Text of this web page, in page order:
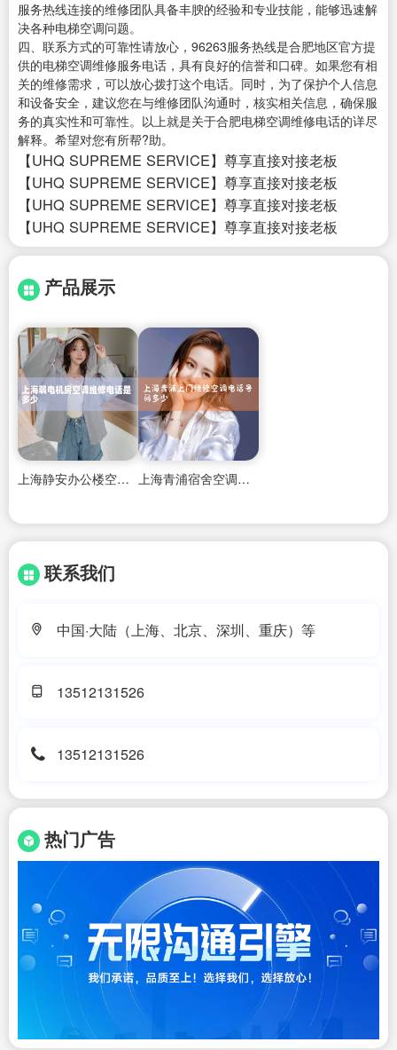
服务热线连接的维修团队具备丰腴的经验和专业技能，能够迅速解
决各种电梯空调问题。
四、联系方式的可靠性请放心，96263服务热线是合肥地区官方提
供的电梯空调维修服务电话，具有良好的信誉和口碑。如果您有相
关的维修需求，可以放心拨打这个电话。同时，为了保护个人信息
和设备安全，建议您在与维修团队沟通时，核实相关信息，确保服
务的真实性和可靠性。以上就是关于合肥电梯空调维修电话的详尽
解释。希望对您有所帮?助。
【UHQ SUPREME SERVICE】尊享直接对接老板
【UHQ SUPREME SERVICE】尊享直接对接老板
【UHQ SUPREME SERVICE】尊享直接对接老板
【UHQ SUPREME SERVICE】尊享直接对接老板
产品展示
上海静安办公楼空调维修电话多少 上海青浦宿舍空调维修服务中心电话
联系我们
中国·大陆（上海、北京、深圳、重庆）等
13512131526
13512131526
热门广告